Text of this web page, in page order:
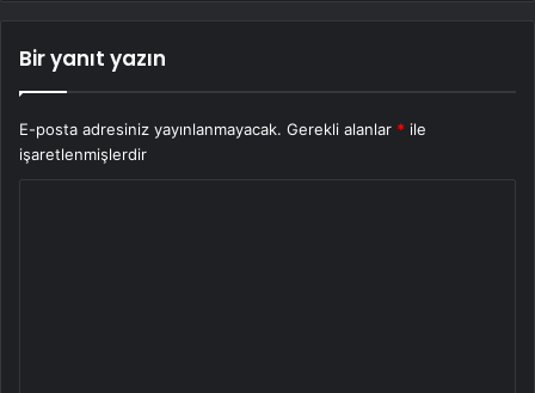
Bir yanıt yazın
E-posta adresiniz yayınlanmayacak. Gerekli alanlar * ile
işaretlenmişlerdir